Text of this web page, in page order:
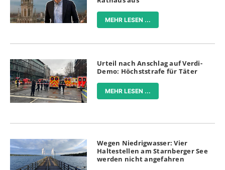
MEHR LESEN ...
Urteil nach Anschlag auf Verdi-
Demo: Höchststrafe für Täter
MEHR LESEN ...
Wegen Niedrigwasser: Vier
Haltestellen am Starnberger See
werden nicht angefahren